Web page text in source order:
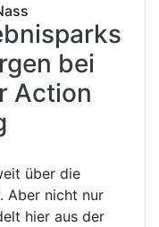
bei
Action
über die
Aber nicht nur
hier aus der